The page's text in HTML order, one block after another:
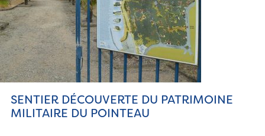
SENTIER DÉCOUVERTE DU PATRIMOINE
MILITAIRE DU POINTEAU